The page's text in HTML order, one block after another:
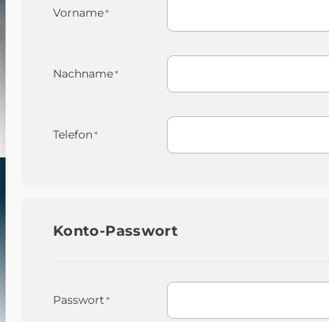
Vorname
Nachname
Telefon
Konto-Passwort
Passwort